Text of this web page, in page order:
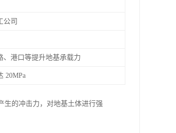
公司
、港口等提升地基承载力
20MPa
生的冲击力，对地基土体进行强